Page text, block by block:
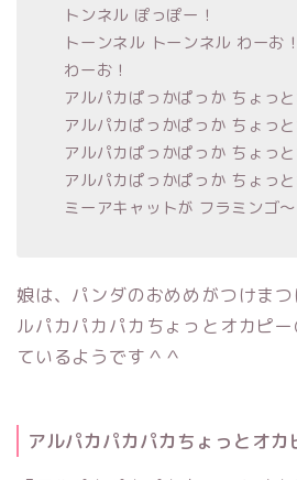
トンネル ぽっぽー！
トーンネル トーンネル わーお
わーお！
アルパカぱっかぱっか ちょっ
アルパカぱっかぱっか ちょっ
アルパカぱっかぱっか ちょっ
アルパカぱっかぱっか ちょっ
ミーアキャットが フラミンゴ
娘は、パンダのおめめがつけま
ルパカパカパカちょっとオカピ
ているようです＾＾
アルパカパカパカちょっとオカ